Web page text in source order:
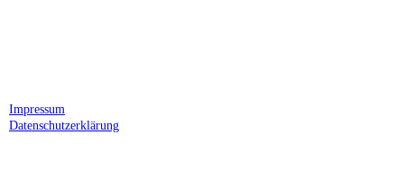
Impressum
Datenschutzerklärung